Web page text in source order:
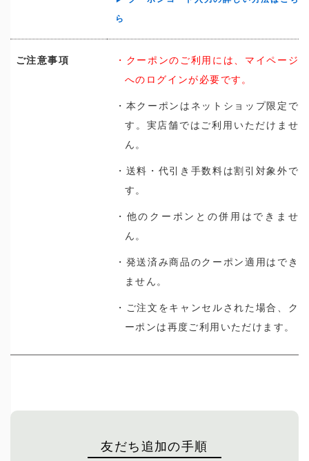
ら
ご注意事項
・クーポンのご利用には、マイページ
へのログインが必要です。
・本クーポンはネットショップ限定で
す。実店舗ではご利用いただけませ
ん。
・送料・代引き手数料は割引対象外で
す。
・他のクーポンとの併用はできませ
ん。
・発送済み商品のクーポン適用はでき
ません。
・ご注文をキャンセルされた場合、ク
ーポンは再度ご利用いただけます。
友だち追加の手順